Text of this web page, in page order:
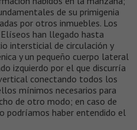
de su primigenia
por otros inmuebles. Los
han llegado hasta
intersticial de circulación y
y un pequeño cuerpo lateral
izquierdo por el que discurría
conectando todos los
mínimos necesarios para
de otro modo; en caso de
podríamos haber entendido el